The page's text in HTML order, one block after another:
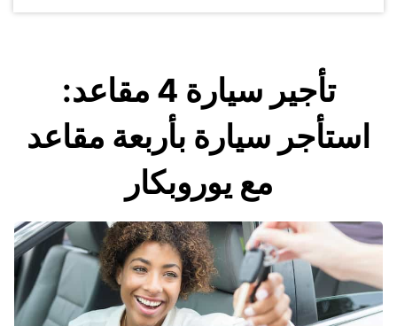
تأجير سيارة 4 مقاعد:
استأجر سيارة بأربعة مقاعد
مع يوروبكار